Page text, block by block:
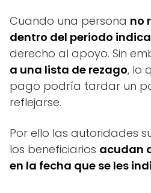
Cuando una persona no
dentro del periodo
derecho al apoyo. Sin
a una lista de rezago, lo
pago podría tardar un
reflejarse.
Por ello las autoridades
los beneficiarios acudan
en la fecha que se les